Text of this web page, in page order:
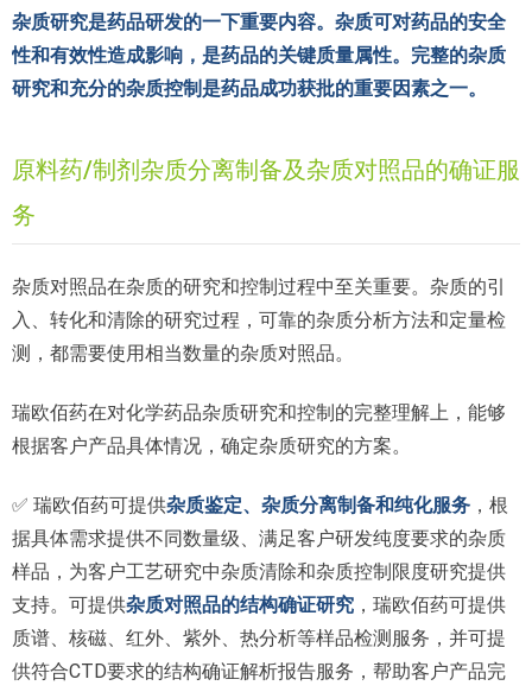
杂质研究是药品研发的一下重要内容。杂质可对药品的安全
性和有效性造成影响，是药品的关键质量属性。完整的杂质
研究和充分的杂质控制是药品成功获批的重要因素之一。
原料药/制剂杂质分离制备及杂质对照品的确证服
务
杂质对照品在杂质的研究和控制过程中至关重要。杂质的引
入、转化和清除的研究过程，可靠的杂质分析方法和定量检
测，都需要使用相当数量的杂质对照品。
瑞欧佰药在对化学药品杂质研究和控制的完整理解上，能够
根据客户产品具体情况，确定杂质研究的方案。
✅ 瑞欧佰药可提供杂质鉴定、杂质分离制备和纯化服务 ，根
据具体需求提供不同数量级、满足客户研发纯度要求的杂质
样品，为客户工艺研究中杂质清除和杂质控制限度研究提供
支持。可提供杂质对照品的结构确证研究 ，瑞欧佰药可提供
质谱、核磁、红外、紫外、热分析等样品检测服务，并可提
供符合CTD要求的结构确证解析报告服务，帮助客户产品完